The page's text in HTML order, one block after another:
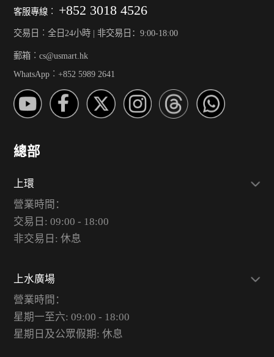
客服專線︰ +852 3018 4526
交易日︰全日24小時 | 非交易日：9:00-18:00
郵箱︰cs@usmart.hk
WhatsApp︰+852 5989 2641
總部
上環
營業時間：
交易日: 09:00 - 18:00
非交易日: 休息
上水廣場
營業時間：
星期一至六: 09:00 - 18:00
星期日及公眾假期: 休息